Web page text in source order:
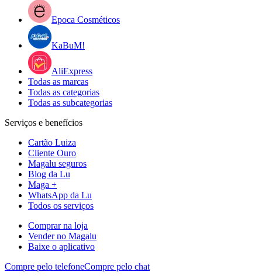
Epoca Cosméticos
KaBuM!
AliExpress
Todas as marcas
Todas as categorias
Todas as subcategorias
Serviços e benefícios
Cartão Luiza
Cliente Ouro
Magalu seguros
Blog da Lu
Maga +
WhatsApp da Lu
Todos os serviços
Comprar na loja
Vender no Magalu
Baixe o aplicativo
Compre pelo telefoneCompre pelo chat